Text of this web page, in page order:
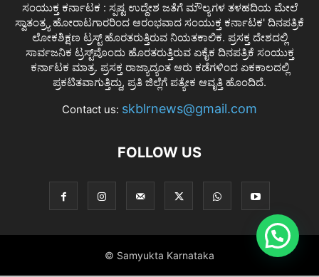
ಸಂಯುಕ್ತ ಕರ್ನಾಟಕ : ಸ್ಪಷ್ಟ ಉದ್ದೇಶ ಜತೆಗೆ ಮೌಲ್ಯಗಳ ತಳಹದಿಯ ಮೇಲೆ
ಸ್ವಾತಂತ್ರ್ಯ ಹೋರಾಟಗಾರರಿಂದ ಆರಂಭವಾದ ಸಂಯುಕ್ತ ಕರ್ನಾಟಕ' ದಿನಪತ್ರಿಕೆ
ಲೋಕಶಿಕ್ಷಣ ಟ್ರಸ್ಟ್ ಹೊರತರುತ್ತಿರುವ ನಿಯತಕಾಲಿಕ. ಪ್ರಸಕ್ತ ದೇಶದಲ್ಲಿ
ಸಾರ್ವಜನಿಕ ಟ್ರಸ್ಟ್‌ವೊಂದು ಹೊರತರುತ್ತಿರುವ ಏಕೈಕ ದಿನಪತ್ರಿಕೆ ಸಂಯುಕ್ತ
ಕರ್ನಾಟಕ ಮಾತ್ರ. ಪ್ರಸಕ್ತ ರಾಜ್ಯಾದ್ಯಂತ ಆರು ಕಡೆಗಳಿಂದ ಏಕಕಾಲದಲ್ಲಿ
ಪ್ರಕಟಿತವಾಗುತ್ತಿದ್ದು, ಪ್ರತಿ ಜಿಲ್ಲೆಗೆ ಪತ್ಯೇಕ ಆವೃತ್ತಿ ಹೊಂದಿದೆ.
Contact us: skblrnews@gmail.com
FOLLOW US
© Samyukta Karnataka